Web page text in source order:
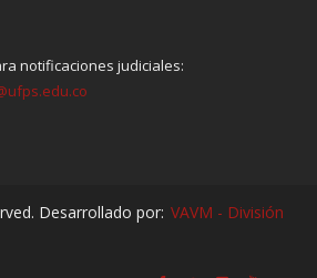
notificaciones judiciales:
Desarrollado por: VAVM - División